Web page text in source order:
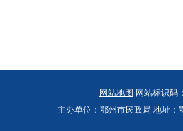
网站地图 网站标识
主办单位：鄂州市民政局 地址